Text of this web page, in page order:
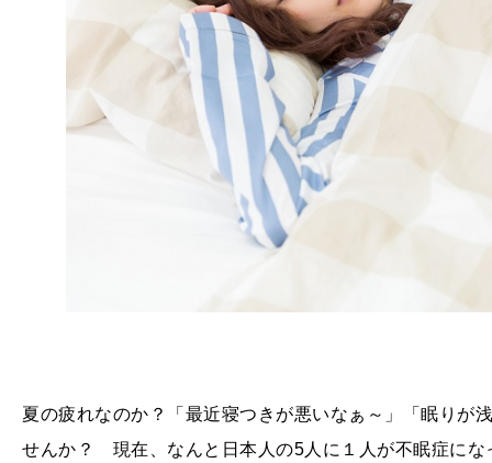
夏の疲れなのか？「最近寝つきが悪いなぁ～」「眠りが
せんか？ 現在、なんと日本人の5人に１人が不眠症に